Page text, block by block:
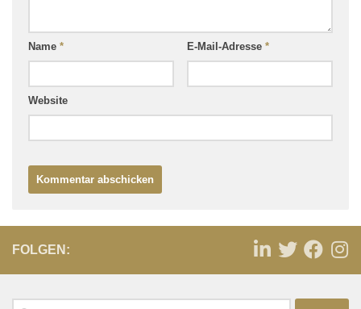
Name * E-Mail-Adresse *
Website
FOLGEN: